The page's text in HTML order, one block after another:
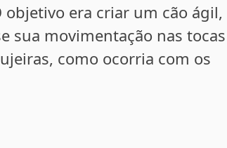
objetivo era criar um cão ágil,
sua movimentação nas tocas
como ocorria com os